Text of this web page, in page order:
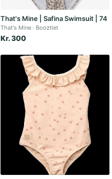
That's Mine | Safina Swimsuit | 74
That's Mine Booztlet
Kr. 300